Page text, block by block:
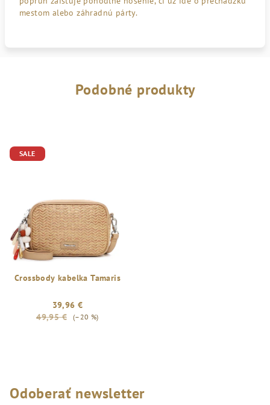
mestom alebo záhradnú párty.
Podobné produkty
SALE
Crossbody kabelka Tamaris
39,96 €
49,95 €
(–20 %)
Odoberať newsletter